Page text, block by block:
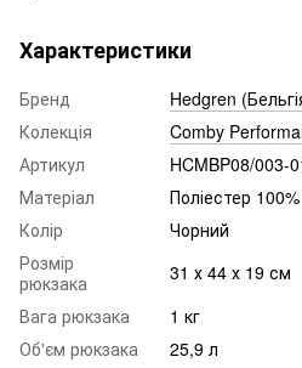
Характеристики
Бренд
Hedgren
Колекція
Comby
Артикул
HCMBP08/003-
Матеріал
Поліестер
Колір
Чорний
Розмір
рюкзака
31 х 44 х 19 см
Вага рюкзака
1 кг
Об'єм рюкзака
25,9 л